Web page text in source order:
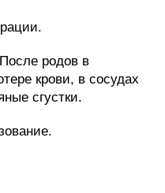
родов в
крови, в сосудах
сгустки.